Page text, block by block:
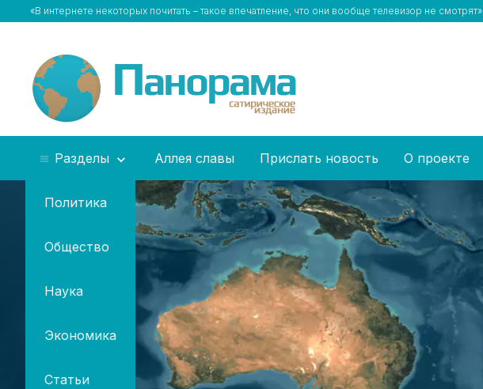
«В интернете некоторых почитать – такое впечатление, что они вообще телевизор не смотрят»
Разделы
Политика
Общество
Наука
Экономика
Статьи
Аллея славы Прислать новость О проекте